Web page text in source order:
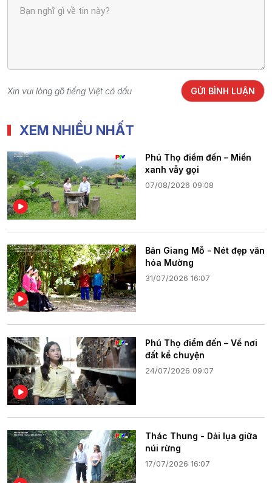
Xin vui lòng gõ tiếng Việt có dấu GỬI BÌNH LUẬN
XEM NHIỀU NHẤT
Phú Thọ điểm đến – Miền
xanh vẫy gọi
07/08/2026 09:08
Bản Giang Mỗ - Nét đẹp văn
hóa Mường
31/07/2026 16:07
Phú Thọ điểm đến – Về nơi
đất kể chuyện
24/07/2026 09:07
Thác Thung - Dải lụa giữa
núi rừng
17/07/2026 16:07